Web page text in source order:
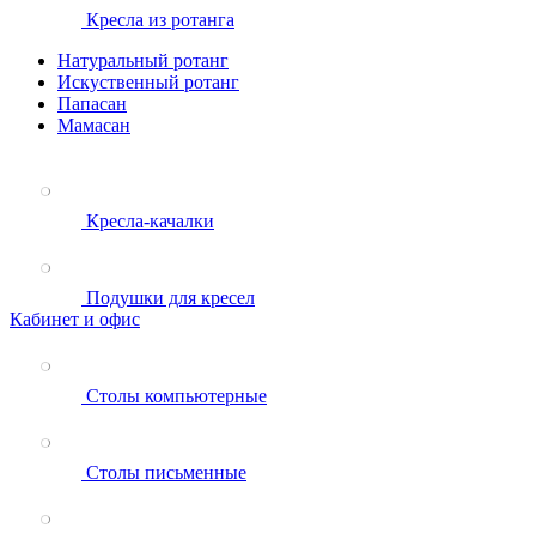
Кресла из ротанга
Натуральный ротанг
Искуственный ротанг
Папасан
Мамасан
Кресла-качалки
Подушки для кресел
Кабинет и офис
Столы компьютерные
Столы письменные